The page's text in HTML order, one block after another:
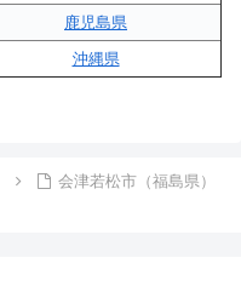
鹿児島県
沖縄県
会津若松市（福島県）